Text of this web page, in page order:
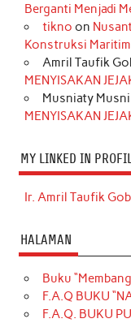
Berganti Menjadi
tikno on
Konstruksi
Amril Taufik
MENYISAKAN
Musniaty Musni
MENYISAKAN
MY LINKED IN
Ir. Amril Taufik
HALAMAN
Buku
F.A.Q BUKU
F.A.Q. BUKU